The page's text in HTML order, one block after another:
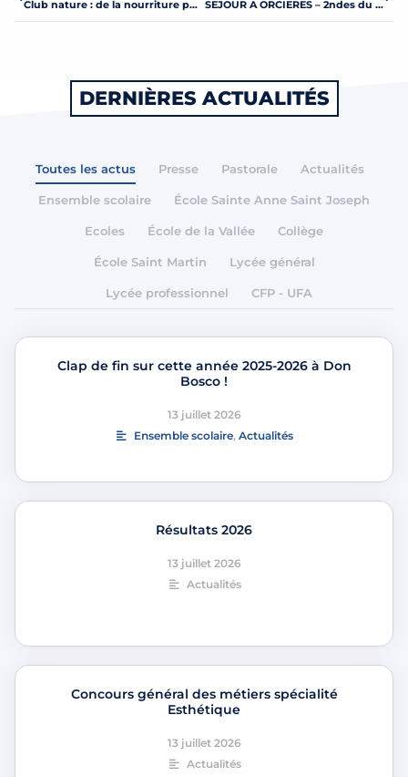
Club nature : de la nourriture pour les oiseaux SEJOUR A ORCIERES – 2ndes du lycée général
DERNIÈRES ACTUALITÉS
Toutes les actus Presse Pastorale Actualités
Ensemble scolaire École Sainte Anne Saint Joseph
Ecoles École de la Vallée Collège
École Saint Martin Lycée général
Lycée professionnel CFP - UFA
Clap de fin sur cette année 2025-2026 à Don
Bosco !
13 juillet 2026
Ensemble scolaire, Actualités
Résultats 2026
13 juillet 2026
Actualités
Concours général des métiers spécialité
Esthétique
13 juillet 2026
Actualités